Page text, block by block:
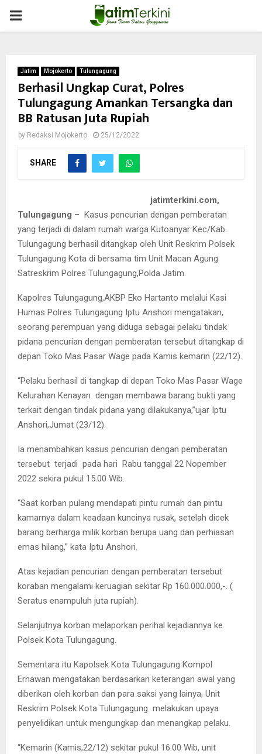
PRIMARY
Jatim Mojokerto Tulungagung
Berhasil Ungkap Curat, Polres
Tulungagung Amankan Tersangka dan
BB Ratusan Juta Rupiah
by Redaksi Mojokerto 25/12/2022
SHARE
jatimterkini.com,
Tulungagung – Kasus pencurian dengan pemberatan
yang terjadi di dalam rumah warga Kutoanyar Kec/Kab.
Tulungagung berhasil ditangkap oleh Unit Reskrim Polsek
Tulungagung Kota di bersama tim Unit Macan Agung
Satreskrim Polres Tulungagung,Polda Jatim.
Kapolres Tulungagung,AKBP Eko Hartanto melalui Kasi
Humas Polres Tulungagung Iptu Anshori mengatakan,
seorang perempuan yang diduga sebagai pelaku tindak
pidana pencurian dengan pemberatan tersebut ditangkap di
depan Toko Mas Pasar Wage pada Kamis kemarin (22/12).
“Pelaku berhasil di tangkap di depan Toko Mas Pasar Wage
Kelurahan Kenayan dengan membawa barang bukti yang
terkait dengan tindak pidana yang dilakukanya,”ujar Iptu
Anshori,Jumat (23/12).
Ia menambahkan kasus pencurian dengan pemberatan
tersebut terjadi pada hari Rabu tanggal 22 Nopember
2022 sekira pukul 15.00 Wib.
“Saat korban pulang mendapati pintu rumah dan pintu
kamarnya dalam keadaan kuncinya rusak, setelah dicek
barang berharga milik korban berupa uang dan perhiasan
emas hilang,” kata Iptu Anshori.
Atas kejadian pencurian dengan pemberatan tersebut
koraban mengalami keruagian sekitar Rp 160.000.000,-. (
Seratus enampuluh juta rupiah).
Selanjutnya korban melaporkan perihal kejadiannya ke
Polsek Kota Tulungagung.
Sementara itu Kapolsek Kota Tulungagung Kompol
Ernawan mengatakan berdasarkan keterangan awal yang
diberikan oleh korban dan para saksi yang lainya, Unit
Reskrim Polsek Kota Tulungagung melakukan upaya
penyelidikan untuk mengungkap dan menangkap pelaku.
“Kemarin (Kamis,22/12) sekitar pukul 16.00 Wib, unit